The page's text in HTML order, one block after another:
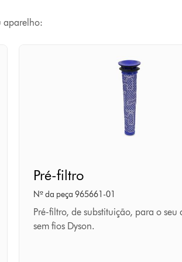
aparelho:
filtro
Pré-filtro
Nº da peça 965661-01
Pré-filtro, de substituição, para o seu
sem fios Dyson.